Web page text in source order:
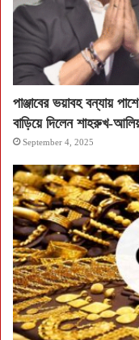
পাঞ্জাবের ভয়াবহ বন্যায়
বাড়িয়ে দিলেন শাহরুখ-
September 4, 2025